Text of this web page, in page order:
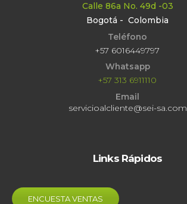
Calle 86a No. 49d -03
Bogotá - Colombia
Teléfono
+57 6016449797
Whatsapp
+57 313 6911110
Email
servicioalcliente@sei-sa.com
Links Rápidos
ENCUESTA VENTAS